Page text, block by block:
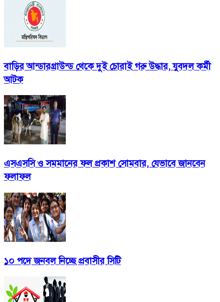
বাড়ির আন্ডারগ্রাউন্ড থেকে দুই চোরাই গরু উদ্ধার, যুবদল কর্মী
আটক
এসএসসি ও সমমানের ফল প্রকাশ সোমবার, যেভাবে জানবেন
ফলাফল
১০ পদে জনবল নিচ্ছে প্রবাসীর সিটি